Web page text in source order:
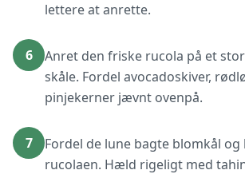
lettere at anrette.
6
Anret den friske rucola på et
skåle. Fordel avocadoskiver,
pinjekerner jævnt ovenpå.
7
Fordel de lune bagte blomkål
rucolaen. Hæld rigeligt med